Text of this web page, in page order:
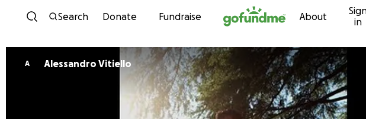
Skip to content
Search Donate Fundraise About
in
A Alessandro Vitiello